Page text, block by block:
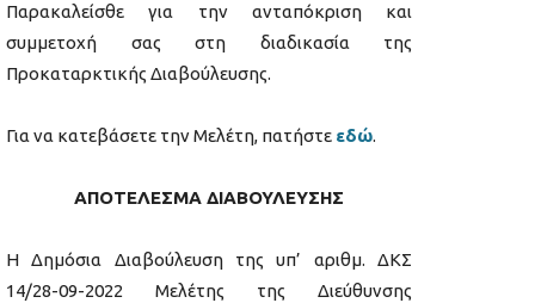
Παρακαλείσθε για την ανταπόκριση και
συμμετοχή σας στη διαδικασία της
Προκαταρκτικής Διαβούλευσης.
Για να κατεβάσετε την Μελέτη, πατήστε εδώ.
ΑΠΟΤΕΛΕΣΜΑ ΔΙΑΒΟΥΛΕΥΣΗΣ
Η Δημόσια Διαβούλευση της υπ’ αριθμ. ΔΚΣ
14/28-09-2022 Μελέτης της Διεύθυνσης